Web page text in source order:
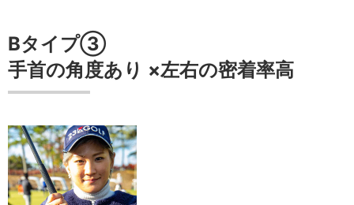
Bタイプ③
手首の角度あり ×左右の密着率高